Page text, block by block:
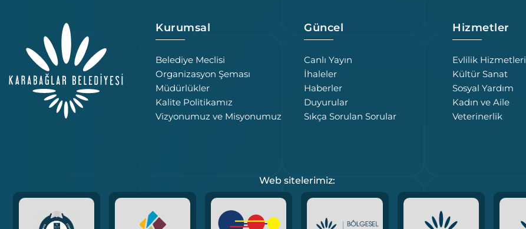
Kurumsal
Belediye Meclisi
Organizasyon Şeması
Müdürlükler
Kalite Politikamız
Vizyonumuz ve Misyonumuz
Güncel
Canlı Yayın
İhaleler
Haberler
Duyurular
Sıkça Sorulan Sorular
Hizmetler
Evlilik Hizmetleri
Kültür Sanat
Sosyal Yardım
Kadın ve Aile
Veterinerlik
Web sitelerimiz: